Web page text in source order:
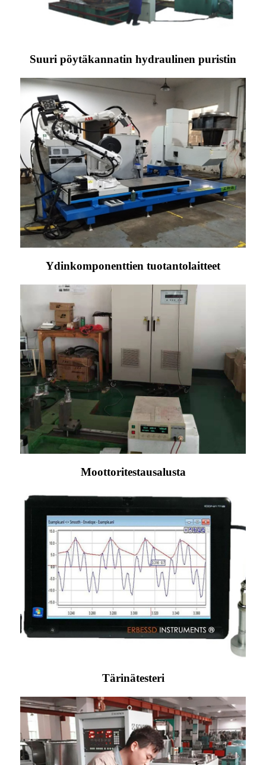
Suuri pöytäkannatin hydraulinen puristin
Ydinkomponenttien tuotantolaitteet
Moottoritestausalusta
Tärinätesteri